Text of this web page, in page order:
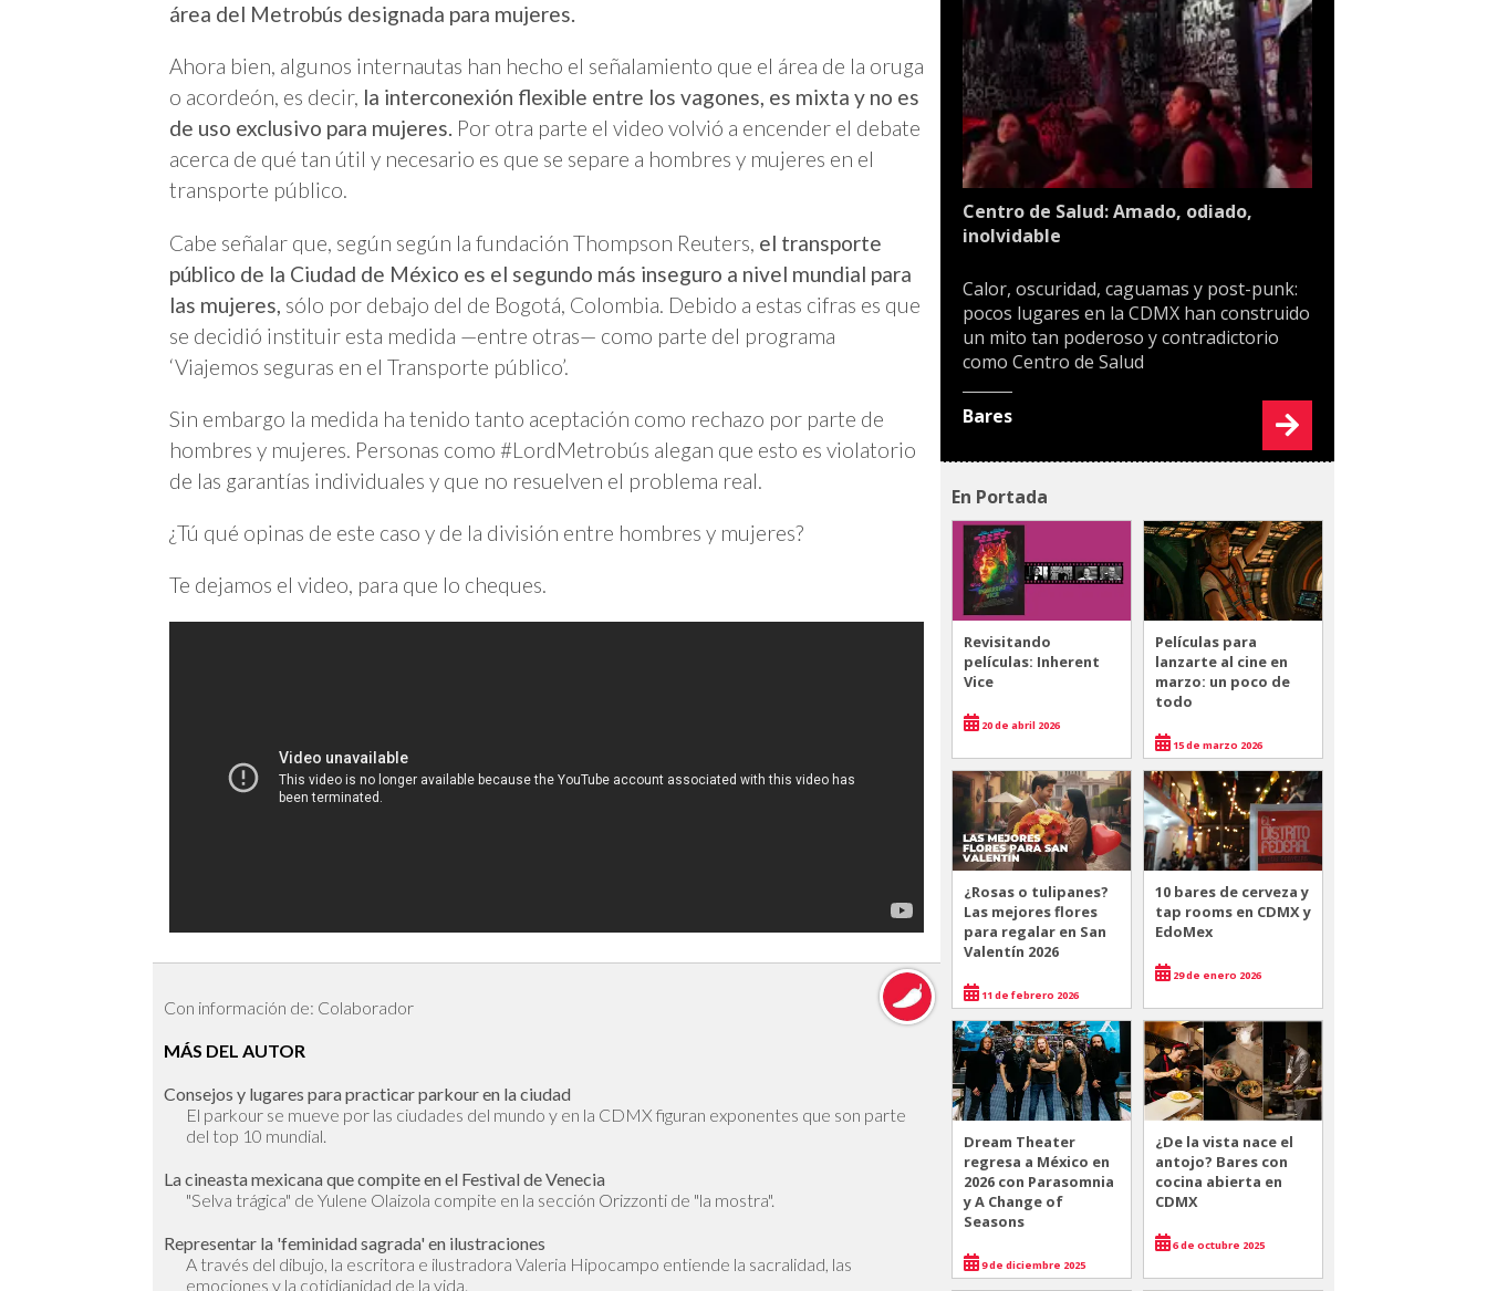
área del Metrobús designada para mujeres.
Ahora bien, algunos internautas han hecho el señalamiento que el área de la oruga
o acordeón, es decir, la interconexión flexible entre los vagones, es mixta y no es
de uso exclusivo para mujeres. Por otra parte el video volvió a encender el debate
acerca de qué tan útil y necesario es que se separe a hombres y mujeres en el
transporte público.
Cabe señalar que, según según la fundación Thompson Reuters, el transporte
público de la Ciudad de México es el segundo más inseguro a nivel mundial para
las mujeres, sólo por debajo del de Bogotá, Colombia. Debido a estas cifras es que
se decidió instituir esta medida —entre otras— como parte del programa
‘Viajemos seguras en el Transporte público’.
Sin embargo la medida ha tenido tanto aceptación como rechazo por parte de
hombres y mujeres. Personas como #LordMetrobús alegan que esto es violatorio
de las garantías individuales y que no resuelven el problema real.
¿Tú qué opinas de este caso y de la división entre hombres y mujeres?
Te dejamos el video, para que lo cheques.
Con información de: Colaborador
MÁS DEL AUTOR
Consejos y lugares para practicar parkour en la ciudad
El parkour se mueve por las ciudades del mundo y en la CDMX figuran exponentes que son parte
del top 10 mundial.
La cineasta mexicana que compite en el Festival de Venecia
"Selva trágica" de Yulene Olaizola compite en la sección Orizzonti de "la mostra".
Representar la 'feminidad sagrada' en ilustraciones
A través del dibujo, la escritora e ilustradora Valeria Hipocampo entiende la sacralidad, las
emociones y la cotidianidad de la vida.
Centro de Salud: Amado, odiado,
inolvidable
Calor, oscuridad, caguamas y post-punk:
pocos lugares en la CDMX han construido
un mito tan poderoso y contradictorio
como Centro de Salud
Bares
En Portada
Revisitando
películas: Inherent
Vice
20 de abril 2026
Películas para
lanzarte al cine en
marzo: un poco de
todo
15 de marzo 2026
¿Rosas o tulipanes?
Las mejores flores
para regalar en San
Valentín 2026
11 de febrero 2026
10 bares de cerveza y
tap rooms en CDMX y
EdoMex
29 de enero 2026
Dream Theater
regresa a México en
2026 con Parasomnia
y A Change of
Seasons
9 de diciembre 2025
¿De la vista nace el
antojo? Bares con
cocina abierta en
CDMX
6 de octubre 2025